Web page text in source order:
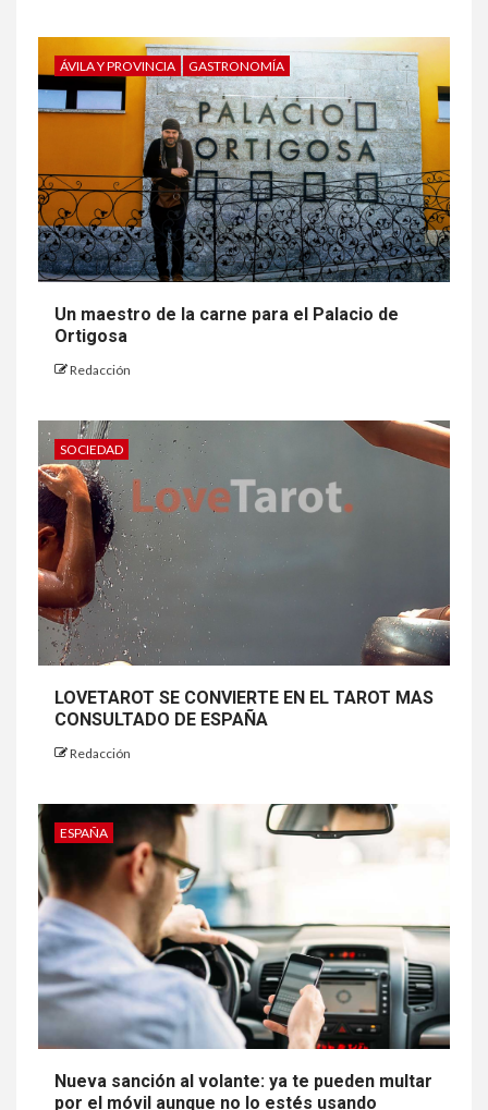
ÁVILA Y PROVINCIA GASTRONOMÍA
Un maestro de la carne para el Palacio de
Ortigosa
Redacción
SOCIEDAD
LOVETAROT SE CONVIERTE EN EL TAROT MAS
CONSULTADO DE ESPAÑA
Redacción
ESPAÑA
Nueva sanción al volante: ya te pueden multar
por el móvil aunque no lo estés usando